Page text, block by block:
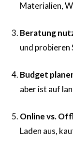
Materialien,
Beratung
und
Budget
aber ist auf
Online vs.
Laden aus,